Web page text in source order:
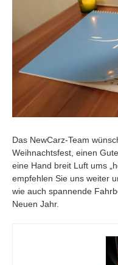
Das NewCarz-Team
Weihnachtsfest, einen
eine Hand breit Luft ums
empfehlen Sie uns weiter
wie auch spannende
Neuen Jahr.